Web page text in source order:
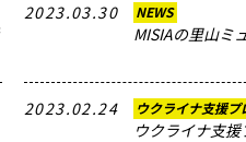
2023.03.30 NEWS
MISIAの里山ミ
2023.02.24 ウクライナ支援プ
ウクライナ支